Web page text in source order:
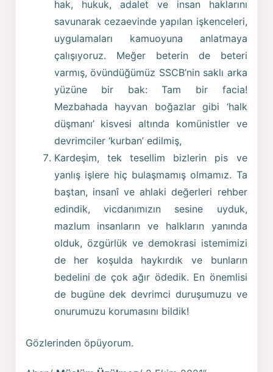
hak, hukuk, adalet ve insan haklarını
savunarak cezaevinde yapılan işkenceleri,
uygulamaları kamuoyuna anlatmaya
çalışıyoruz. Meğer beterin de beteri
varmış, övündüğümüz SSCB’nin saklı arka
yüzüne bir bak: Tam bir facia!
Mezbahada hayvan boğazlar gibi ‘halk
düşmanı’ kisvesi altında komünistler ve
devrimciler ‘kurban’ edilmiş,
Kardeşim, tek tesellim bizlerin pis ve
yanlış işlere hiç bulaşmamış olmamız. Ta
baştan, insanî ve ahlaki değerleri rehber
edindik, vicdanımızın sesine uyduk,
mazlum insanların ve halkların yanında
olduk, özgürlük ve demokrasi istemimizi
de her koşulda haykırdık ve bunların
bedelini de çok ağır ödedik. En önemlisi
de bugüne dek devrimci duruşumuzu ve
onurumuzu korumasını bildik!
Gözlerinden öpüyorum.